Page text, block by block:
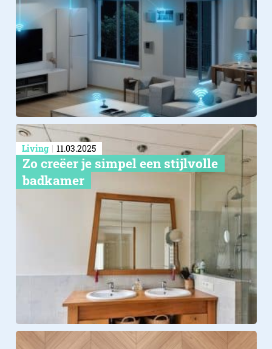
Living 11.03.2025
Zo creëer je simpel een stijlvolle
badkamer